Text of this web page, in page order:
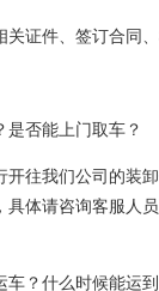
证件、签订合同、
是否能上门取车？
开往我们公司的装
具体请咨询客服人
车？什么时候能运到